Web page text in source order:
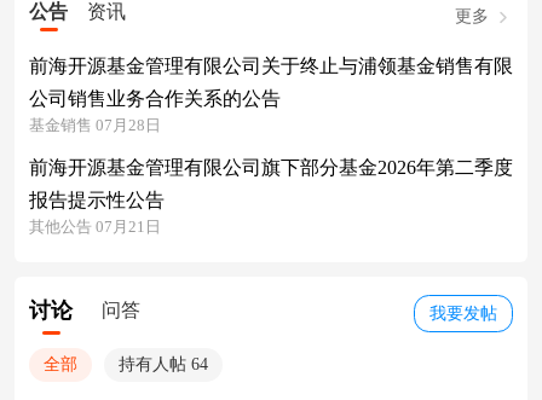
公告 资讯 更多
前海开源基金管理有限公司关于终止与浦领基金销售有限
公司销售业务合作关系的公告
基金销售 07月28日
前海开源基金管理有限公司旗下部分基金2026年第二季度
报告提示性公告
其他公告 07月21日
我要发帖
讨论 问答
全部 持有人帖 64